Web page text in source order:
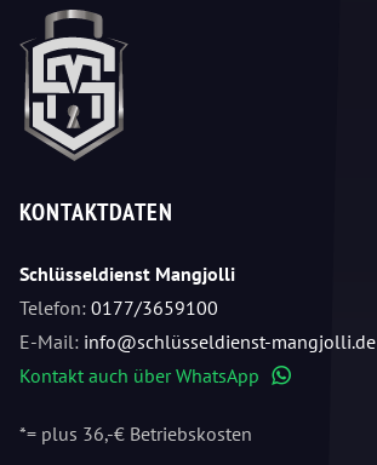
KONTAKTDATEN
Schlüsseldienst Mangjolli
Telefon: 0177/3659100
E-Mail: info@schlüsseldienst-mangjolli.de
Kontakt auch über WhatsApp
*= plus 36,-€ Betriebskosten